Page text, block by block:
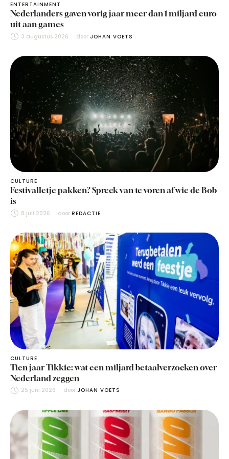
ENTERTAINMENT
Nederlanders gaven vorig jaar meer dan 1 miljard euro
uit aan games
3 augustus 2026 door JOHAN VOETS
CULTURE
Festivalletje pakken? Spreek van te voren af wie de Bob
is
8 juli 2026 door REDACTIE
CULTURE
Tien jaar Tikkie: wat een miljard betaalverzoeken over
Nederland zeggen
25 juni 2026 door JOHAN VOETS